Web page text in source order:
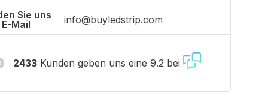
Sie uns
Mail
info@buyledstrip.com
2433 Kunden geben uns eine 9.2 bei